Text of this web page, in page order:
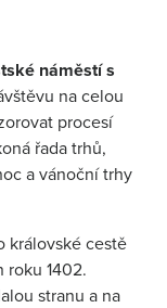
náměstí s
na celou
procesí
řada trhů,
a vánoční trhy
královské cestě
1402.
stranu a na